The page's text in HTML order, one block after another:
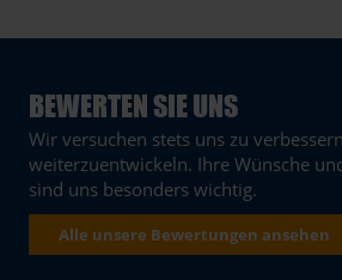
BEWERTEN SIE UNS
Wir versuchen stets uns zu
weiterzuentwickeln. Ihre Wünsche
sind uns besonders wichtig.
Alle unsere Bewertungen ansehen